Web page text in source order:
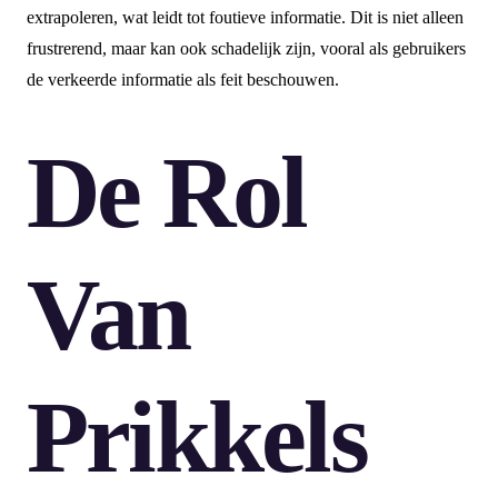
extrapoleren, wat leidt tot foutieve informatie. Dit is niet alleen
frustrerend, maar kan ook schadelijk zijn, vooral als gebruikers
de verkeerde informatie als feit beschouwen.
De Rol
Van
Prikkels